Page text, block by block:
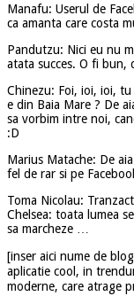
Manafu: Userul de
ca amanta care costa
Pandutzu: Nici eu nu
atata succes. O fi bun,
Chinezu: Foi, ioi, ioi,
e din Baia Mare ? De
sa vorbim intre noi,
:D
Marius Matache: De
fel de rar si pe
Toma Nicolau:
Chelsea: toata lumea
sa marcheze …
[inser aici nume de
aplicatie cool, in
moderne, care atrage